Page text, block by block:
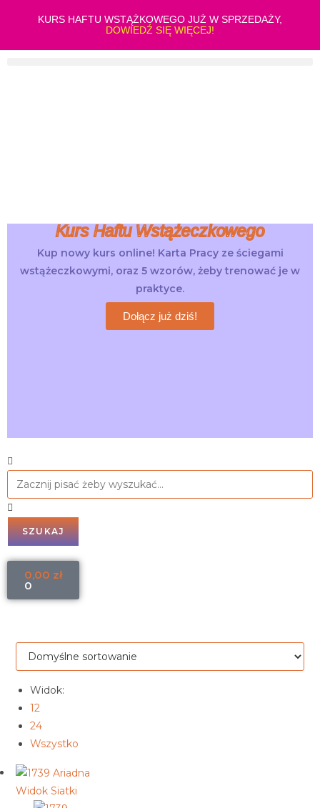
KURS HAFTU WSTĄŻKOWEGO JUŻ W SPRZEDAŻY,
DOWIEDŹ SIĘ WIĘCEJ!
Kurs Haftu Wstążeczkowego
Kup nowy kurs online! Karta Pracy ze ściegami
wstążeczkowymi, oraz 5 wzorów, żeby trenować je w
praktyce.
Dołącz już dziś!
SZUKAJ
0,00 zł
0
Widok:
12
24
Wszystko
Widok Siatki